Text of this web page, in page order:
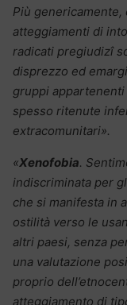
Più
atteggiamenti di
radicati pregiudizî
disprezzo ed
gruppi
spesso ritenute
extracomunitari».
«Xenofobia.
indiscriminata per
che si manifesta in
ostilità verso le
altri paesi, senza
una valutazione
proprio
atteggiamento di